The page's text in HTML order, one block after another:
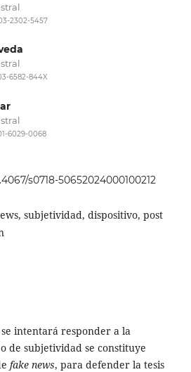
2302-5457
6582-844X
6029-0068
s0718-50652024000100212
subjetividad, dispositivo, post
intentará responder a la
de subjetividad se constituye
fake news, para defender la tesis